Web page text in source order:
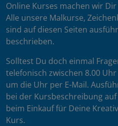
Online Kurses machen wir
Alle unsere Malkurse,
sind auf diesen Seiten
beschrieben.
Solltest Du doch einmal
telefonisch zwischen 8.00
um die Uhr per E-Mail.
bei der Kursbeschreibung
beim Einkauf für Deine
Kurs.